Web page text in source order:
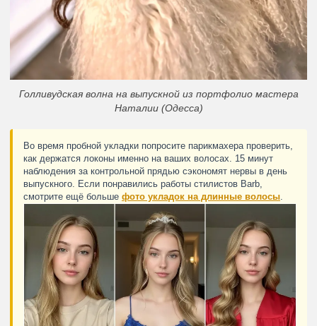
Голливудская волна на выпускной из портфолио мастера
Наталии (Одесса)
Во время пробной укладки попросите парикмахера проверить,
как держатся локоны именно на ваших волосах. 15 минут
наблюдения за контрольной прядью сэкономят нервы в день
выпускного. Если понравились работы стилистов Barb,
смотрите ещё больше фото укладок на длинные волосы.